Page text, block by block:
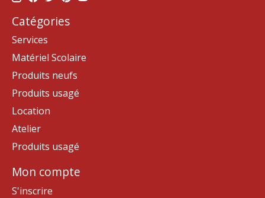
Catégories
Services
Matériel Scolaire
Produits neufs
Produits usagé
Location
Atelier
Produits usagé
Mon compte
S'inscrire